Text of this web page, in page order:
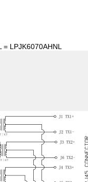
LPJK6070AHNL